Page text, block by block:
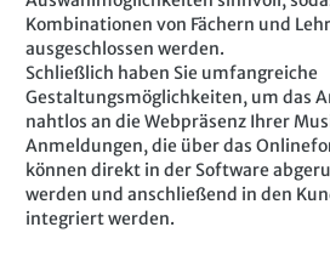
Kombinationen von Fächern und
ausgeschlossen werden.
Schließlich haben Sie umfangreiche
Gestaltungsmöglichkeiten, um das
nahtlos an die Webpräsenz Ihrer
Anmeldungen, die über das
können direkt in der Software
werden und anschließend in den
integriert werden.